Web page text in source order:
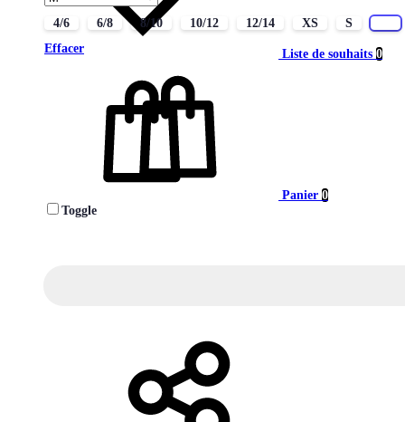
Liste de souhaits 0
Panier 0
4/6 6/8 8/10 10/12 12/14 XS S
Effacer
Toggle